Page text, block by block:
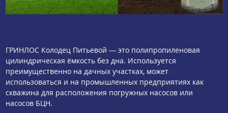
ГРИНЛОС Колодец Питьевой — это полипропиленовая
цилиндрическая ёмкость без дна. Используется
преимущественно на дачных участках, может
использоваться и на промышленных предприятиях как
скважина для расположения погружных насосов или
насосов БЦН.